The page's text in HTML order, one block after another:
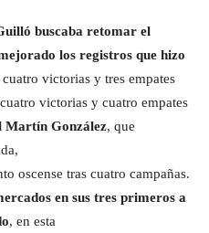
buscaba retomar el
los registros que hizo
victorias y tres empates
victorias y cuatro empates
Martín González, que
oscense tras cuatro campañas.
en sus tres primeros a
, en esta